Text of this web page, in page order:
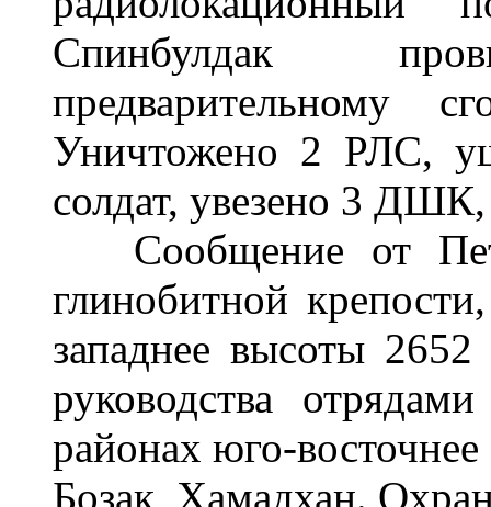
Спинбулдак
предварительному
Уничтожено 2 РЛС,
солдат, увезено 3
Сообщение от
глинобитной
западнее высоты
руководства
районах юго-
Бозак, Хамадхан.